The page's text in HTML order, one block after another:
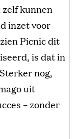
kunnen
inzet voor
Picnic dit
is dat in
nog,
uit
– zonder